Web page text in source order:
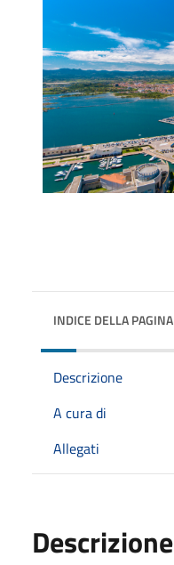
INDICE DELLA PAGINA
Descrizione
A cura di
Allegati
Descrizione